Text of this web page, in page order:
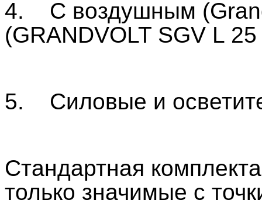
4. С воздушным
(GRANDVOLT SGV L
5. Силовые и
Стандартная
только значимые с